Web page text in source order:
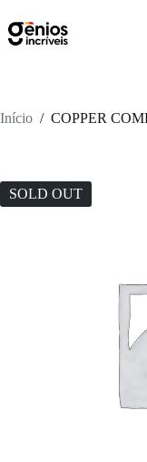
Início / COPPER
SOLD OUT